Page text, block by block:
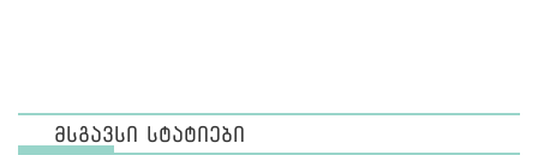
მსგავსი სტატიები